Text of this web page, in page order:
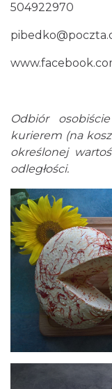
504922970
Odbiór
kurierem (na
określonej
odległości.